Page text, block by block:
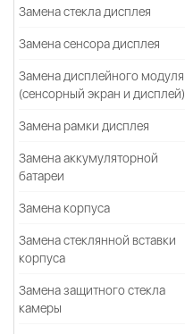
Замена стекла дисплея
Замена сенсора дисплея
Замена дисплейного модуля
(сенсорный экран и дисплей)
Замена рамки дисплея
Замена аккумуляторной
батареи
Замена корпуса
Замена стеклянной вставки
корпуса
Замена защитного стекла
камеры